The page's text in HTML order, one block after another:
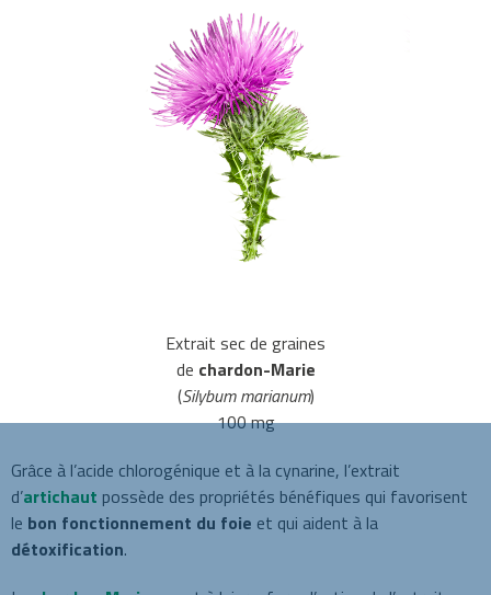
Extrait sec de graines
de chardon-Marie
(Silybum marianum)
100 mg
Grâce à l’acide chlorogénique et à la cynarine, l’extrait
d’artichaut possède des propriétés bénéfiques qui favorisent
le bon fonctionnement du foie et qui aident à la
détoxification.